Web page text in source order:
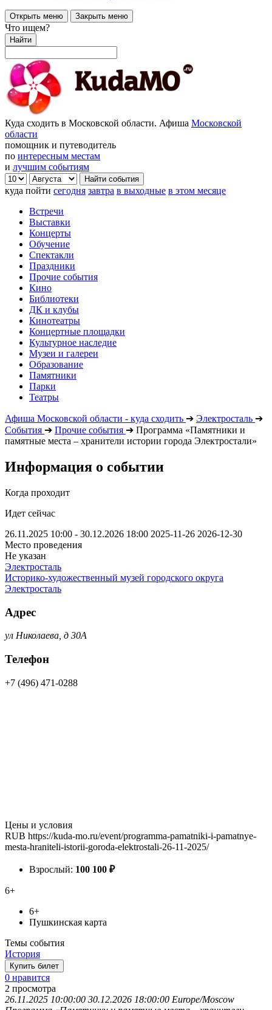
Открыть меню Закрыть меню
Что ищем?
Найти
Куда сходить в Московской области. Афиша Московской
области
помощник и путеводитель
по интересным местам
и лучшим событиям
куда пойти сегодня завтра в выходные в этом месяце
Встречи
Выставки
Концерты
Обучение
Спектакли
Праздники
Прочие события
Кино
Библиотеки
ДК и клубы
Кинотеатры
Концертные площадки
Культурное наследие
Музеи и галереи
Образование
Памятники
Парки
Театры
Афиша Московской области - куда сходить ➔ Электросталь ➔
События ➔ Прочие события ➔ Программа «Памятники и
памятные места – хранители истории города Электростали»
Информация о событии
Когда проходит
Идет сейчас
26.11.2025 10:00 - 30.12.2026 18:00 2025-11-26 2026-12-30
Место проведения
Не указан
Электросталь
Историко-художественный музей городского округа
Электросталь
Адрес
ул Николаева, д 30А
Телефон
+7 (496) 471-0288
Цены и условия
RUB https://kuda-mo.ru/event/programma-pamatniki-i-pamatnye-
mesta-hraniteli-istorii-goroda-elektrostali-26-11-2025/
Взрослый: 100 100 ₽
6+
6+
Пушкинская карта
Темы события
История
Купить билет
0 нравится
2 просмотра
26.11.2025 10:00:00 30.12.2026 18:00:00 Europe/Moscow